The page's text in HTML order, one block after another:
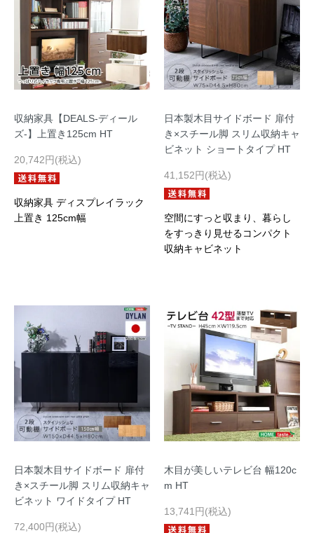
収納家具【DEALS-ディール
ズ-】上置き125cm HT
20,742円(税込)
収納家具 ディスプレイラック
上置き 125cm幅
日本製木目サイドボード 扉付
き×スチール脚 スリム収納キャ
ビネット ショートタイプ HT
41,152円(税込)
空間にすっと収まり、暮らし
をすっきり見せるコンパクト
収納キャビネット
日本製木目サイドボード 扉付
き×スチール脚 スリム収納キャ
ビネット ワイドタイプ HT
72,400円(税込)
木目が美しいテレビ台 幅120c
m HT
13,741円(税込)